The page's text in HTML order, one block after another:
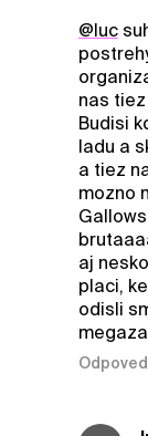
@luc
nas
Budisi
ladu a
a tiez
mozno
aj
placi,
odisli